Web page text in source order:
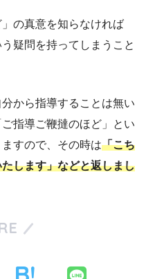
の真意を知らなければ
疑問を持ってしまうこと
から指導することは無い
指導ご鞭撻のほど」とい
すので、その時は「こち
します」などと返しまし